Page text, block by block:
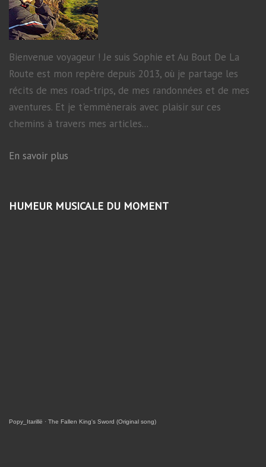
Bienvenue voyageur ! Je suis Sophie et Au Bout De La
Route est mon repère depuis 2013, où je partage les
récits de mes road-trips, de mes randonnées et de mes
aventures. Et je t'emmènerais avec plaisir sur ces
chemins à travers mes articles...
En savoir plus
HUMEUR MUSICALE DU MOMENT
Popy_Itarillë · The Fallen King's Sword (Original song)